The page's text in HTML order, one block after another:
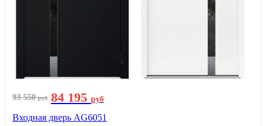
93 550руб 84 195 руб
Входная дверь AG6051